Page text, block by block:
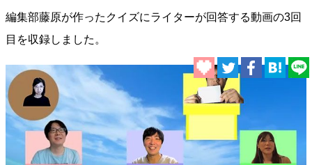
編集部藤原が作ったクイズにライターが回答する動画の3回
目を収録しました。